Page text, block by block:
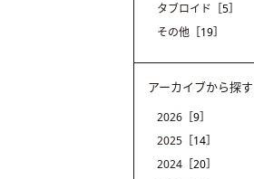
タブロイド ［5］
その他 ［19］
アーカイブから探す
2026 ［9］
2025 ［14］
2024 ［20］